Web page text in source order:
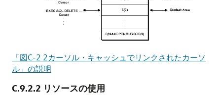
「図C-2 2カーソル・キャッシュでリンクされたカーソ
ル」の説明
C.9.2.2 リソースの使用